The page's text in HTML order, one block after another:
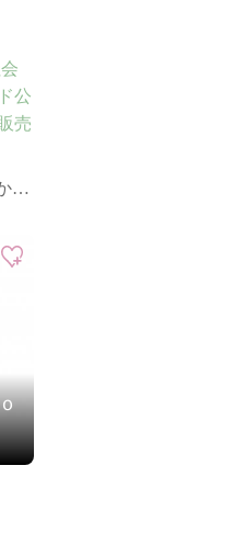
公
売
ら